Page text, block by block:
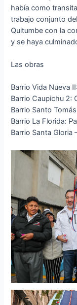
había como
trabajo conjunto
Quitumbe con la
y se haya
Las obras
Barrio Vida Nueva
Barrio Caupichu 2:
Barrio Santo
Barrio La Florida:
Barrio Santa Gloria